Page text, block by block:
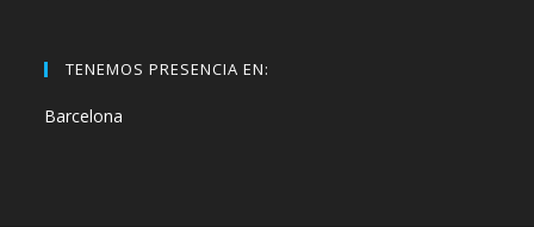
TENEMOS PRESENCIA EN:
Barcelona